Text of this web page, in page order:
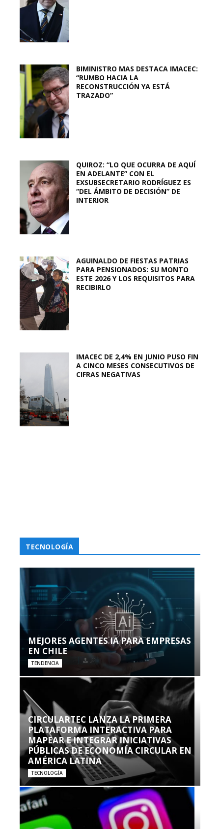
BIMINISTRO MAS DESTACA IMACEC:
“RUMBO HACIA LA
RECONSTRUCCIÓN YA ESTÁ
TRAZADO”
QUIROZ: “LO QUE OCURRA DE AQUÍ
EN ADELANTE” CON EL
EXSUBSECRETARIO RODRÍGUEZ ES
“DEL ÁMBITO DE DECISIÓN” DE
INTERIOR
AGUINALDO DE FIESTAS PATRIAS
PARA PENSIONADOS: SU MONTO
ESTE 2026 Y LOS REQUISITOS PARA
RECIBIRLO
IMACEC DE 2,4% EN JUNIO PUSO FIN
A CINCO MESES CONSECUTIVOS DE
CIFRAS NEGATIVAS
TECNOLOGÍA
MEJORES AGENTES IA PARA EMPRESAS
EN CHILE
TENDENCIA
CIRCULARTEC LANZA LA PRIMERA
PLATAFORMA INTERACTIVA PARA
MAPEAR E INTEGRAR INICIATIVAS
PÚBLICAS DE ECONOMÍA CIRCULAR EN
AMÉRICA LATINA
TECNOLOGÍA